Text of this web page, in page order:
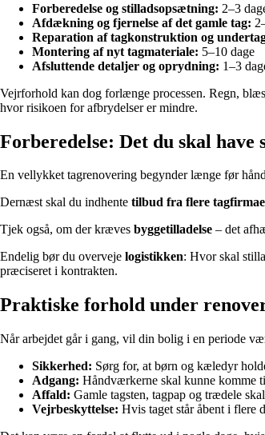
Forberedelse og stilladsopsætning: 2–3
Afdækning og fjernelse af det gamle tag:
Reparation af tagkonstruktion og
Montering af nyt tagmateriale: 5–10 dage
Afsluttende detaljer og oprydning: 1–3
Vejrforhold kan dog forlænge processen. Regn,
hvor risikoen for afbrydelser er mindre.
Forberedelse: Det du skal
En vellykket tagrenovering begynder længe før
Dernæst skal du indhente tilbud fra flere
Tjek også, om der kræves byggetilladelse – det
Endelig bør du overveje logistikken: Hvor skal
præciseret i kontrakten.
Praktiske forhold under
Når arbejdet går i gang, vil din bolig i en periode
Sikkerhed: Sørg for, at børn og kæledyr
Adgang: Håndværkerne skal kunne komme
Affald: Gamle tagsten, tagpap og trædele
Vejrbeskyttelse: Hvis taget står åbent i flere